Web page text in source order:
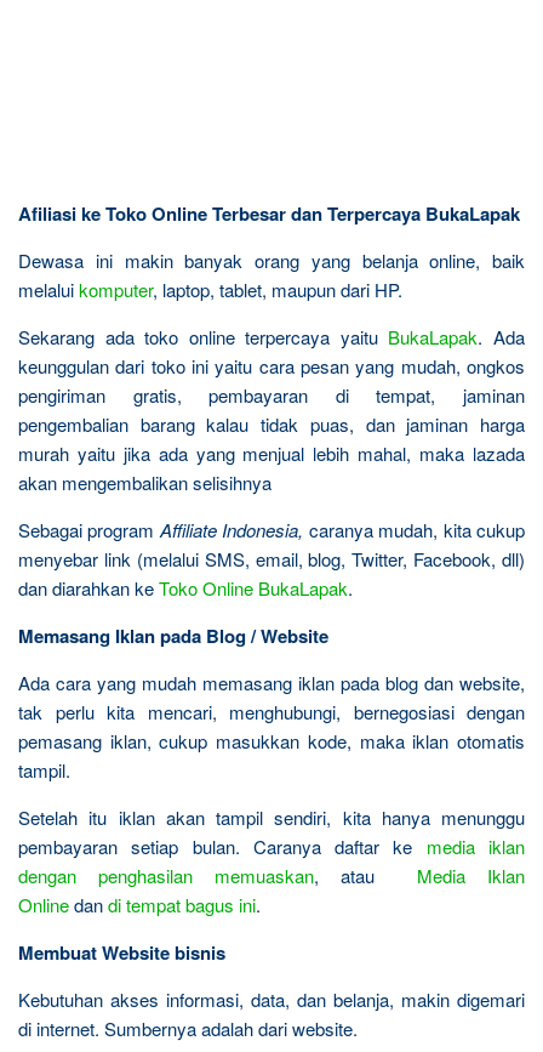
Afiliasi ke Toko Online Terbesar dan Terpercaya BukaLapak
Dewasa ini makin banyak orang yang belanja online, baik
melaluikomputer, laptop, tablet, maupun dari HP.
Sekarang ada toko online terpercaya yaitu BukaLapak. Ada
keunggulan dari toko ini yaitu cara pesan yang mudah, ongkos
pengiriman gratis, pembayaran di tempat, jaminan
pengembalian barang kalau tidak puas, dan jaminan harga
murah yaitu jika ada yang menjual lebih mahal, maka lazada
akan mengembalikan selisihnya
Sebagai program Affiliate Indonesia, caranya mudah, kita cukup
menyebar link (melalui SMS, email, blog, Twitter, Facebook, dll)
dan diarahkan keToko Online BukaLapak.
Memasang Iklan pada Blog / Website
Ada cara yang mudah memasang iklan pada blog dan website,
tak perlu kita mencari, menghubungi, bernegosiasi dengan
pemasang iklan, cukup masukkan kode, maka iklan otomatis
tampil.
Setelah itu iklan akan tampil sendiri, kita hanya menunggu
pembayaran setiap bulan. Caranya daftar ke media iklan
dengan penghasilan memuaskan, atau Media Iklan
Onlinedandi tempat bagus ini.
Membuat Website bisnis
Kebutuhan akses informasi, data, dan belanja, makin digemari
di internet. Sumbernya adalah dari website.